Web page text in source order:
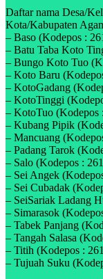
Daftar nama Desa/
Kota/Kabupaten
– Baso (Kodepos :
– Batu Taba Koto
– Bungo Koto Tuo
– Koto Baru
– KotoGadang
– KotoTinggi
– KotoTuo (Kodepos
– Kubang Pipik
– Mancuang
– Padang Tarok
– Salo (Kodepos :
– Sei Angek
– Sei Cubadak
– SeiSariak Ladang
– Simarasok
– Tabek Panjang
– Tangah Salasa
– Titih (Kodepos :
– Tujuah Suku